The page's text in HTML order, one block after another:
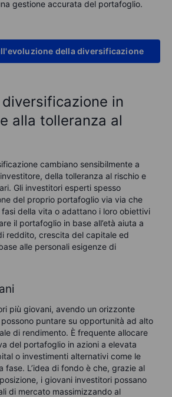
gestione accurata del portafoglio.
della diversificazione
in
alla tolleranza al
cambiano sensibilmente a
della tolleranza al rischio e
Gli investitori esperti spesso
del proprio portafoglio via via che
della vita o adattano i loro obiettivi
il portafoglio in base all’età aiuta a
reddito, crescita del capitale ed
alle personali esigenze di
più giovani, avendo un orizzonte
puntare su opportunità ad alto
di rendimento. È frequente allocare
del portafoglio in azioni a elevata
o investimenti alternativi come le
fase. L’idea di fondo è che, grazie al
i giovani investitori possano
di mercato massimizzando al